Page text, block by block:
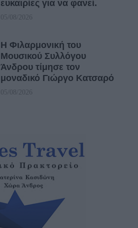
ευκαιρίες για να φανεί.
05/08/2026
Η Φιλαρμονική του
Μουσικού Συλλόγου
Άνδρου τίμησε τον
μοναδικό Γιώργο Κατσαρό
05/08/2026